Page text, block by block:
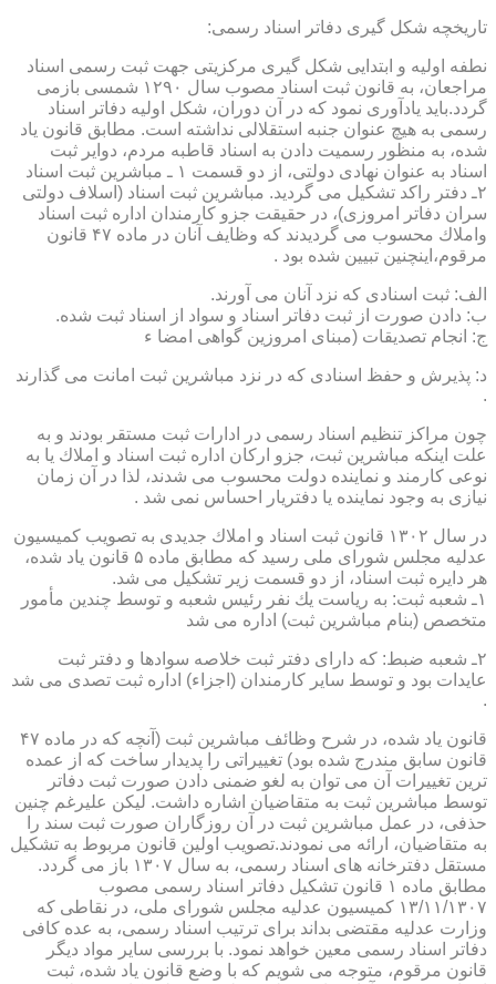
تاریخچه شكل گیری دفاتر اسناد رسمی:
نطفه اولیه و ابتدایی شكل گیری مركزیتی جهت ثبت رسمی اسناد
مراجعان، به قانون ثبت اسناد مصوب سال ۱۲۹۰ شمسی بازمی
گردد.باید یادآوری نمود كه در آن دوران، شكل اولیه دفاتر اسناد
رسمی به هیچ عنوان جنبه استقلالی نداشته است. مطابق قانون یاد
شده، به منظور رسمیت دادن به اسناد قاطبه مردم، دوایر ثبت
اسناد به عنوان نهادی دولتی، از دو قسمت ۱ ـ مباشرین ثبت اسناد
۲ـ دفتر راكد تشكیل می گردید. مباشرین ثبت اسناد (اسلاف دولتی
سران دفاتر امروزی)، در حقیقت جزو كارمندان اداره ثبت اسناد
واملاك محسوب می گردیدند كه وظایف آنان در ماده ۴۷ قانون
مرقوم،اینچنین تبیین شده بود .
الف: ثبت اسنادی كه نزد آنان می آورند.
ب: دادن صورت از ثبت دفاتر اسناد و سواد از اسناد ثبت شده.
ج: انجام تصدیقات (مبنای امروزین گواهی امضا ء
د: پذیرش و حفظ اسنادی كه در نزد مباشرین ثبت امانت می گذارند
.
چون مراكز تنظیم اسناد رسمی در ادارات ثبت مستقر بودند و به
علت اینكه مباشرین ثبت، جزو اركان اداره ثبت اسناد و املاك یا به
نوعی كارمند و نماینده دولت محسوب می شدند، لذا در آن زمان
نیازی به وجود نماینده یا دفتریار احساس نمی شد .
در سال ۱۳۰۲ قانون ثبت اسناد و املاك جدیدی به تصویب كمیسیون
عدلیه مجلس شورای ملی رسید كه مطابق ماده ۵ قانون یاد شده،
هر دایره ثبت اسناد، از دو قسمت زیر تشكیل می شد.
۱ـ شعبه ثبت: به ریاست یك نفر رئیس شعبه و توسط چندین مأمور
متخصص (بنام مباشرین ثبت) اداره می شد
۲ـ شعبه ضبط: كه دارای دفتر ثبت خلاصه سوادها و دفتر ثبت
عایدات بود و توسط سایر كارمندان (اجزاء) اداره ثبت تصدی می شد
.
قانون یاد شده، در شرح وظائف مباشرین ثبت (آنچه كه در ماده ۴۷
قانون سابق مندرج شده بود) تغییراتی را پدیدار ساخت كه از عمده
ترین تغییرات آن می توان به لغو ضمنی دادن صورت ثبت دفاتر
توسط مباشرین ثبت به متقاضیان اشاره داشت. لیكن علیرغم چنین
حذفی، در عمل مباشرین ثبت در آن روزگاران صورت ثبت سند را
به متقاضیان، ارائه می نمودند.تصویب اولین قانون مربوط به تشكیل
مستقل دفترخانه های اسناد رسمی، به سال ۱۳۰۷ باز می گردد.
مطابق ماده ۱ قانون تشكیل دفاتر اسناد رسمی مصوب
۱۳/۱۱/۱۳۰۷ كمیسیون عدلیه مجلس شورای ملی، در نقاطی كه
وزارت عدلیه مقتضی بداند برای ترتیب اسناد رسمی، به عده كافی
دفاتر اسناد رسمی معین خواهد نمود. با بررسی سایر مواد دیگر
قانون مرقوم، متوجه می شویم كه با وضع قانون یاد شده، ثبت